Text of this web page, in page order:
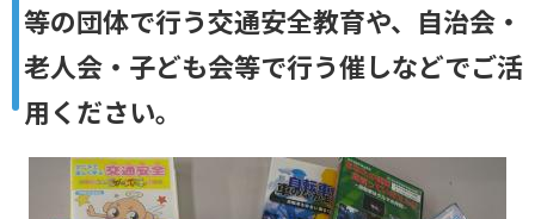
等の団体で行う交通安全教育や、自治会・
老人会・子ども会等で行う催しなどでご活
用ください。